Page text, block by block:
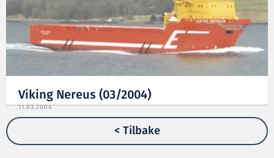
Viking Nereus (03/2004)
11.03.2004
< Tilbake